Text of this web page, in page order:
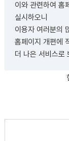
이와 관련하여 홈
실시하오니
이용자 여러분의
홈페이지 개편에
더 나은 서비스로